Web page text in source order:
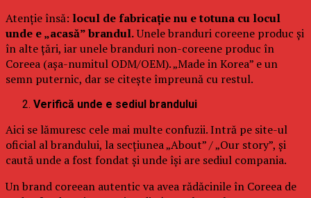
Atenție însă: locul de fabricație nu e totuna cu locul
unde e „acasă” brandul.Unele branduri coreene produc și
în alte țări, iar unele branduri non-coreene produc în
Coreea (așa-numitul ODM/OEM). „Made in Korea” e un
semn puternic, dar se citește împreună cu restul.
Verifică unde e sediul brandului
Aici se lămuresc cele mai multe confuzii. Intră pe site-ul
oficial al brandului, la secțiunea „About” / „Our story”, și
caută unde a fost fondat și unde își are sediul compania.
Un brand coreean autentic va avea rădăcinile în Coreea de